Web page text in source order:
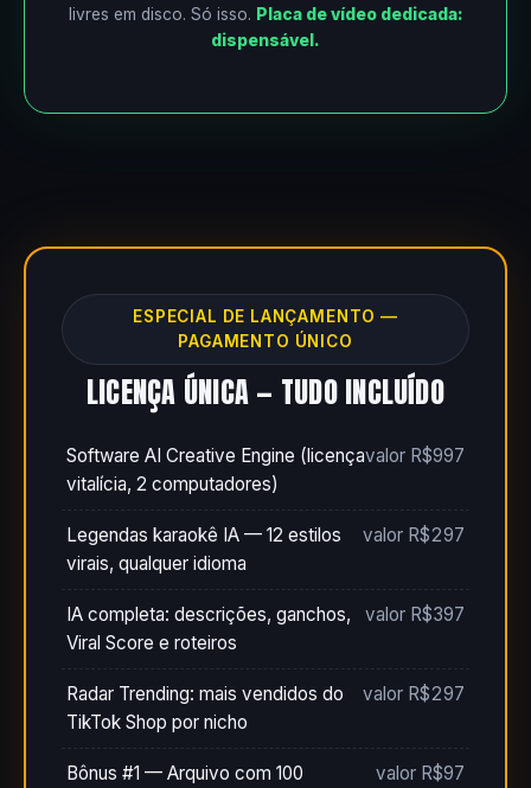
livres em disco. Só isso. Placa de vídeo dedicada:
dispensável.
ESPECIAL DE LANÇAMENTO —
PAGAMENTO ÚNICO
LICENÇA ÚNICA — TUDO INCLUÍDO
Software AI Creative Engine (licença
vitalícia, 2 computadores)
valor R$997
Legendas karaokê IA — 12 estilos
virais, qualquer idioma
valor R$297
IA completa: descrições, ganchos,
Viral Score e roteiros
valor R$397
Radar Trending: mais vendidos do
TikTok Shop por nicho
valor R$297
Bônus #1 — Arquivo com 100 valor R$97